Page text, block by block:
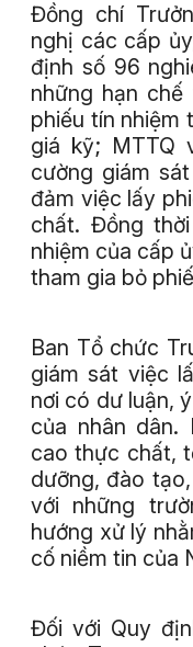
Đồng chí
nghị các cấp
định số 96
những hạn
phiếu tín nhiệm
giá kỹ; MTTQ
cường giám
đảm việc lấy
chất. Đồng
nhiệm của cấp
tham gia bỏ
Ban Tổ chức
giám sát việc
nơi có dư luận,
của nhân dân.
cao thực chất,
dưỡng, đào
với những
hướng xử lý
cố niềm tin của
Đối với Quy